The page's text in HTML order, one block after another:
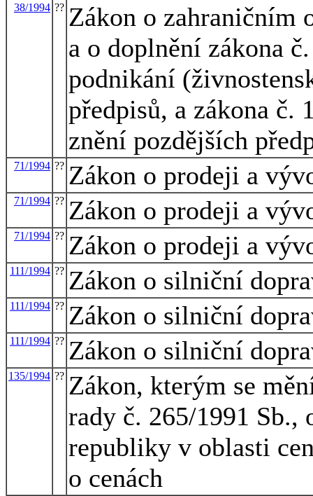
38/1994 ?? Zákon o zahraničním
a o doplnění zákona
podnikání
předpisů, a zákona č.
znění pozdějších
71/1994 ?? Zákon o prodeji a
71/1994 ?? Zákon o prodeji a
71/1994 ?? Zákon o prodeji a
111/1994 ?? Zákon o silniční
111/1994 ?? Zákon o silniční
111/1994 ?? Zákon o silniční
135/1994 ?? Zákon, kterým se
rady č. 265/1991 Sb.,
republiky v oblasti
o cenách